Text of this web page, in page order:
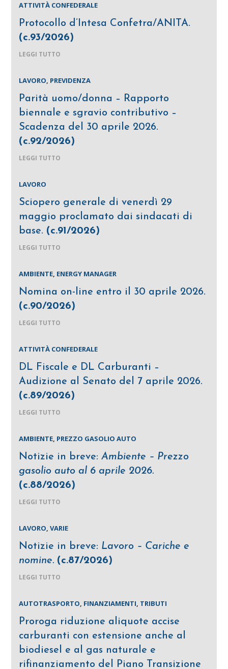
ATTIVITÀ CONFEDERALE
Protocollo d’Intesa Confetra/ANITA.
(c.93/2026)
LEGGI TUTTO
LAVORO, PREVIDENZA
Parità uomo/donna – Rapporto
biennale e sgravio contributivo –
Scadenza del 30 aprile 2026.
(c.92/2026)
LEGGI TUTTO
LAVORO
Sciopero generale di venerdì 29
maggio proclamato dai sindacati di
base. (c.91/2026)
LEGGI TUTTO
AMBIENTE, ENERGY MANAGER
Nomina on-line entro il 30 aprile 2026.
(c.90/2026)
LEGGI TUTTO
ATTIVITÀ CONFEDERALE
DL Fiscale e DL Carburanti –
Audizione al Senato del 7 aprile 2026.
(c.89/2026)
LEGGI TUTTO
AMBIENTE, PREZZO GASOLIO AUTO
Notizie in breve:Ambiente – Prezzo
gasolio auto al 6 aprile 2026.
(c.88/2026)
LEGGI TUTTO
LAVORO,VARIE
Notizie in breve: Lavoro – Cariche e
nomine. (c.87/2026)
LEGGI TUTTO
AUTOTRASPORTO, FINANZIAMENTI, TRIBUTI
Proroga riduzione aliquote accise
carburanti con estensione anche al
biodiesel e al gas naturale e
rifinanziamento del Piano Transizione